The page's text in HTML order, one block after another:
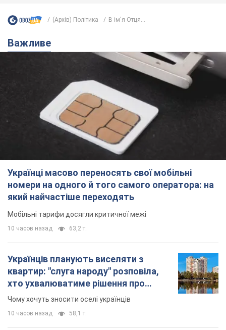
(Архів) Політика В ім'я Отця...
Важливе
Українці масово переносять свої мобільні
номери на одного й того самого оператора: на
який найчастіше переходять
Мобільні тарифи досягли критичної межі
10 часов назад 63,2 т.
Українців планують виселяти з
квартир: "слуга народу" розповіла,
хто ухвалюватиме рішення про
знесення будинків
Чому хочуть зносити оселі українців
10 часов назад 58,1 т.